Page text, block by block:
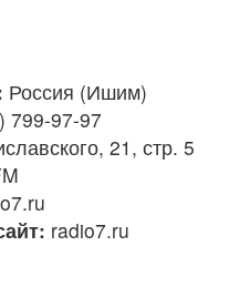
Россия (Ишим)
799-97-97
21, стр. 5
radio7.ru